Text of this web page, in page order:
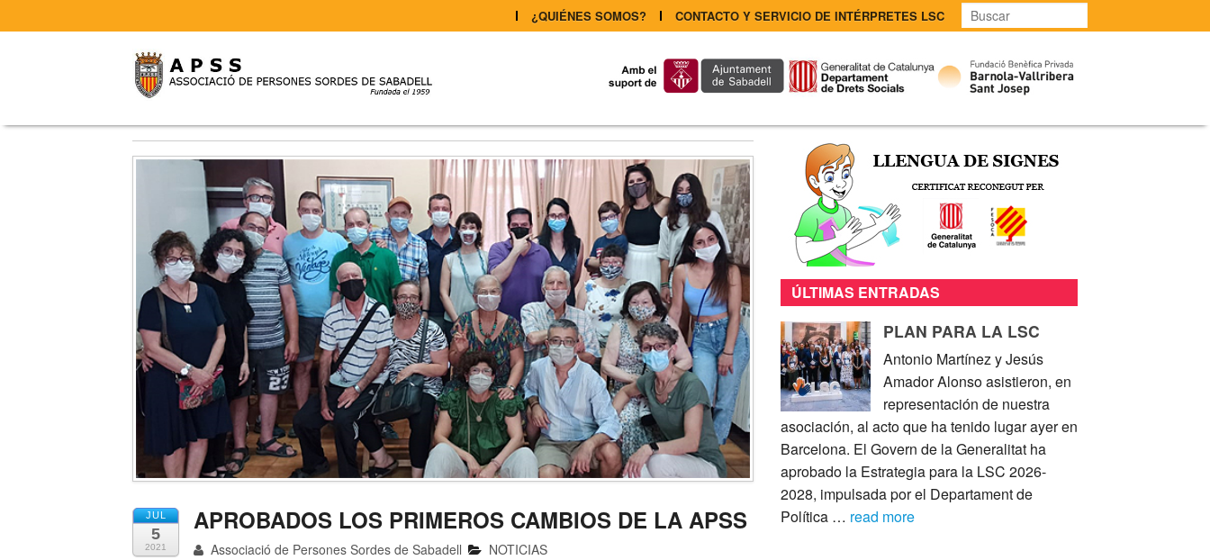
¿QUIÉNES SOMOS? CONTACTO Y SERVICIO DE INTÉRPRETES LSC
JUL
5
2021
APROBADOS LOS PRIMEROS CAMBIOS DE LA APSS
Associació de Persones Sordes de Sabadell NOTICIAS
ÚLTIMAS ENTRADAS
PLAN PARA LA LSC
Antonio Martínez y Jesús
Amador Alonso asistieron, en
representación de nuestra
asociación, al acto que ha tenido lugar ayer en
Barcelona. El Govern de la Generalitat ha
aprobado la Estrategia para la LSC 2026-
2028, impulsada por el Departament de
Política … read more